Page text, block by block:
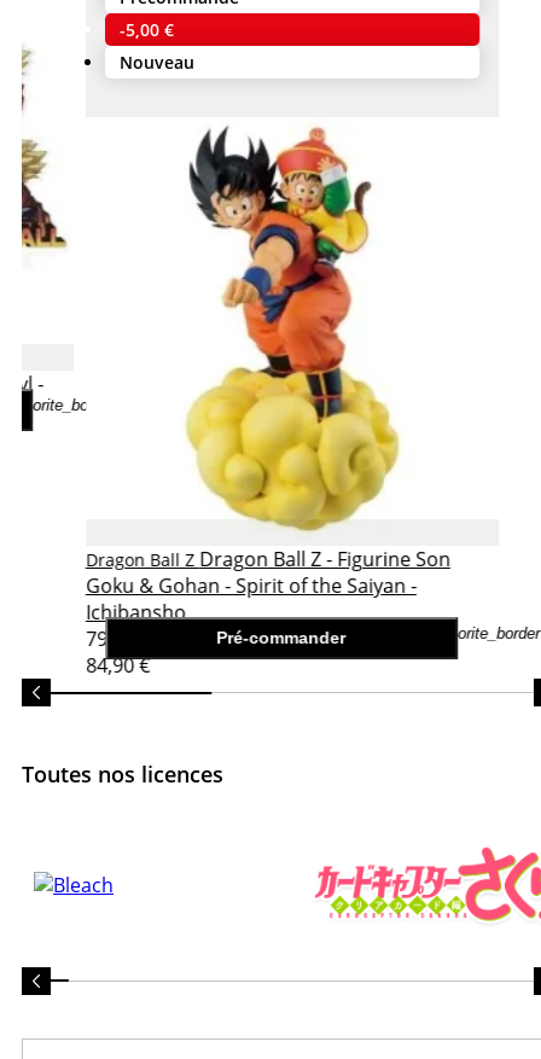
favorite_border
-
-5,00 €
Nouveau
Pré-commander favorite_border
Dragon Ball Z Dragon Ball Z - Figurine Son
Goku & Gohan - Spirit of the Saiyan -
Ichibansho
79,90 €
84,90 €
Toutes nos licences